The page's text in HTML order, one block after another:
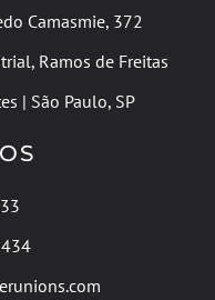
Camasmie, 372
Ramos de Freitas
| São Paulo, SP